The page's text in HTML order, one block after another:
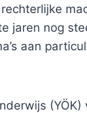
jaren nog
aan